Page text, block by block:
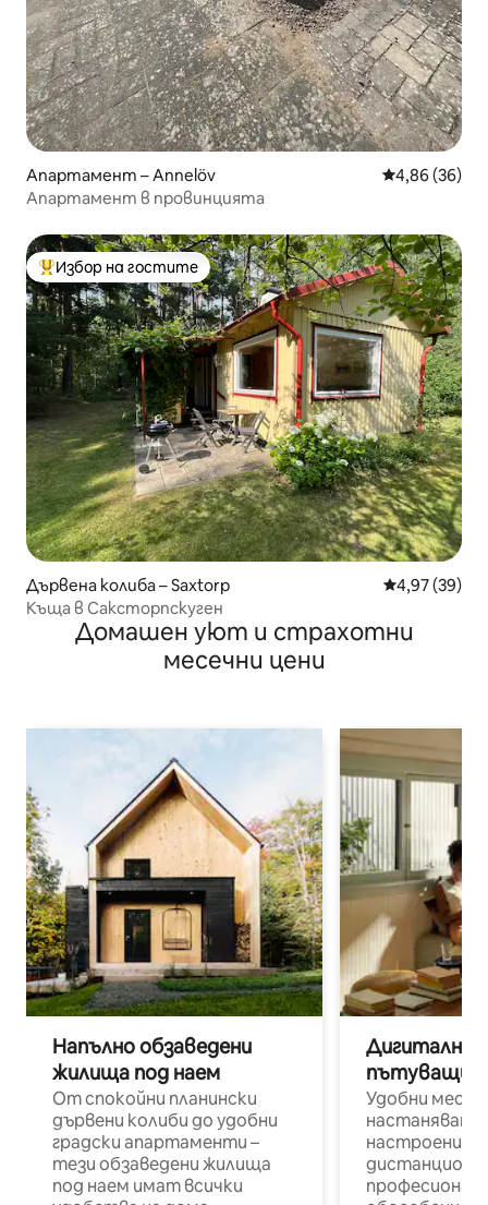
Апартамент – Annelöv Средна
4,86 (36)
Апартамент в провинцията
Най-популярен избор на гостите
Избор на гостите
Дървена колиба – Saxtorp Средна
4,97 (39)
Къща в Саксторпскуген
Домашен уют и страхотни
месечни цени
Напълно обзаведени
жилища под наем
От спокойни планински
дървени колиби до удобни
градски апартаменти –
тези обзаведени жилища
под наем имат всички
Дигитални
пътуващи
Удобни
настаняване
настроени и